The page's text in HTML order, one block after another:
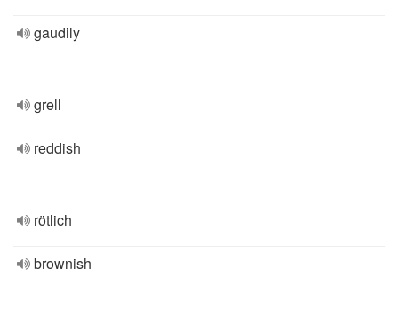
gaudily
grell
reddish
rötlich
brownish